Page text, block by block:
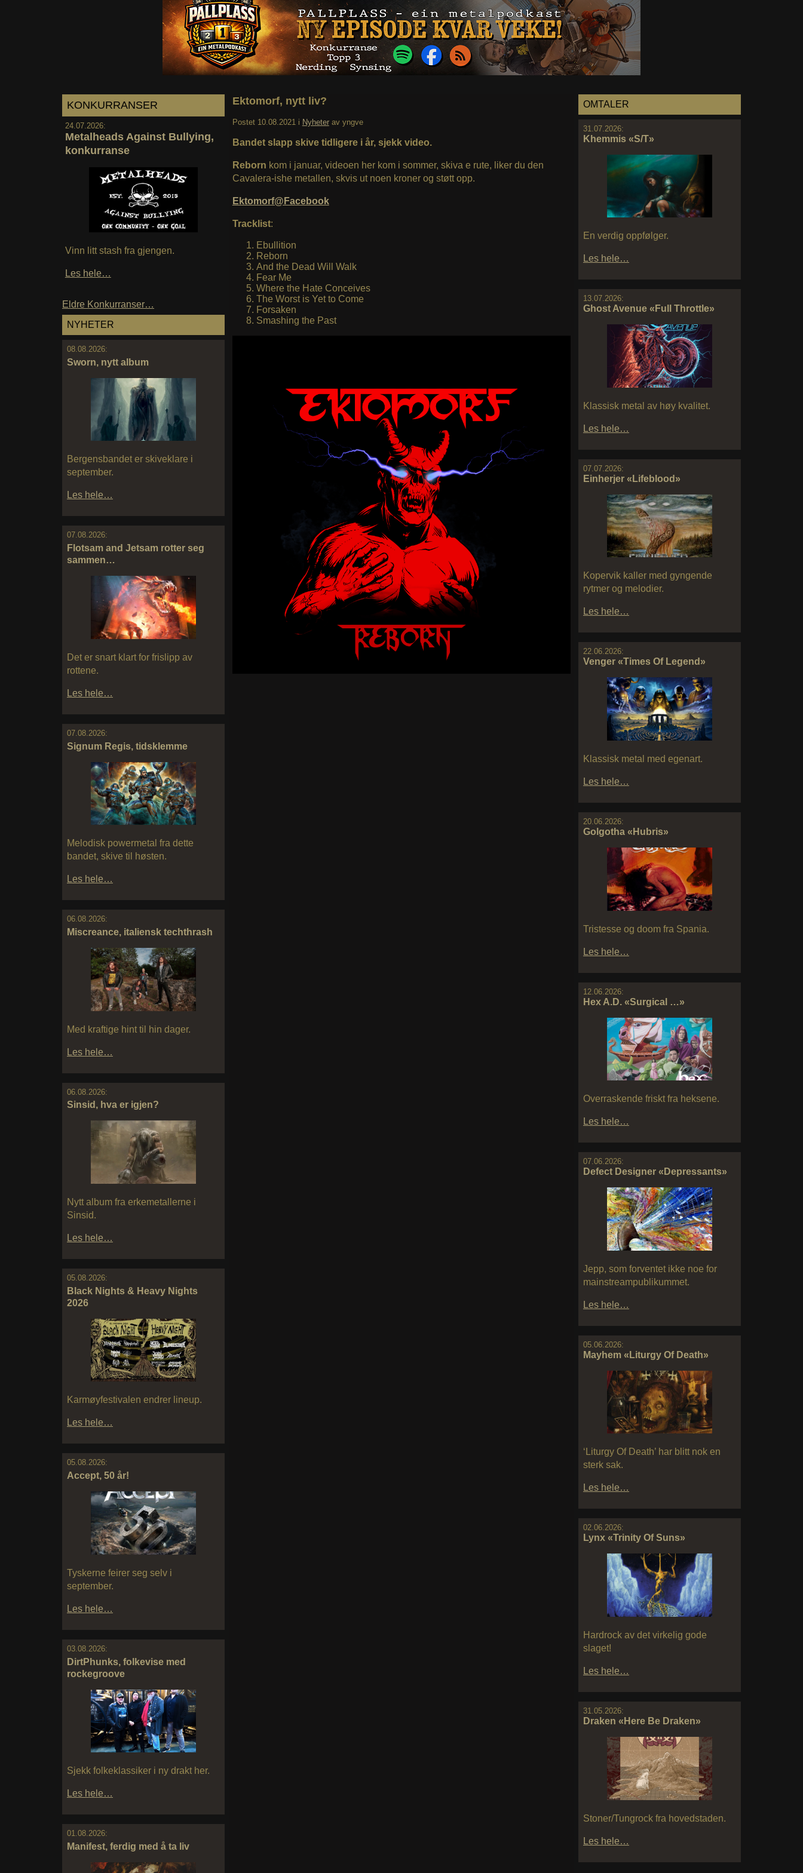
KONKURRANSER
24.07.2026:
Metalheads Against Bullying,
konkurranse
Vinn litt stash fra gjengen.
Les hele…
Eldre Konkurranser…
NYHETER
08.08.2026:
Sworn, nytt album
Bergensbandet er skiveklare i
september.
Les hele…
07.08.2026:
Flotsam and Jetsam rotter seg
sammen…
Det er snart klart for frislipp av
rottene.
Les hele…
07.08.2026:
Signum Regis, tidsklemme
Melodisk powermetal fra dette
bandet, skive til høsten.
Les hele…
06.08.2026:
Miscreance, italiensk techthrash
Med kraftige hint til hin dager.
Les hele…
06.08.2026:
Sinsid, hva er igjen?
Nytt album fra erkemetallerne i
Sinsid.
Les hele…
05.08.2026:
Black Nights & Heavy Nights
2026
Karmøyfestivalen endrer lineup.
Les hele…
05.08.2026:
Accept, 50 år!
Tyskerne feirer seg selv i
september.
Les hele…
03.08.2026:
DirtPhunks, folkevise med
rockegroove
Sjekk folkeklassiker i ny drakt her.
Les hele…
01.08.2026:
Manifest, ferdig med å ta liv
OMTALER
31.07.2026:
Khemmis «S/T»
En verdig oppfølger.
Les hele…
13.07.2026:
Ghost Avenue «Full Throttle»
Klassisk metal av høy kvalitet.
Les hele…
07.07.2026:
Einherjer «Lifeblood»
Kopervik kaller med gyngende
rytmer og melodier.
Les hele…
22.06.2026:
Venger «Times Of Legend»
Klassisk metal med egenart.
Les hele…
20.06.2026:
Golgotha «Hubris»
Tristesse og doom fra Spania.
Les hele…
12.06.2026:
Hex A.D. «Surgical …»
Overraskende friskt fra heksene.
Les hele…
07.06.2026:
Defect Designer «Depressants»
Jepp, som forventet ikke noe for
mainstreampublikummet.
Les hele…
05.06.2026:
Mayhem «Liturgy Of Death»
‘Liturgy Of Death’ har blitt nok en
sterk sak.
Les hele…
02.06.2026:
Lynx «Trinity Of Suns»
Hardrock av det virkelig gode
slaget!
Les hele…
31.05.2026:
Draken «Here Be Draken»
Stoner/Tungrock fra hovedstaden.
Les hele…
Ektomorf, nytt liv?
Postet 10.08.2021 i Nyheter av yngve
Bandet slapp skive tidligere i år, sjekk video.
Reborn kom i januar, videoen her kom i sommer, skiva e rute, liker du den
Cavalera-ishe metallen, skvis ut noen kroner og støtt opp.
Ektomorf@Facebook
Tracklist:
Ebullition
Reborn
And the Dead Will Walk
Fear Me
Where the Hate Conceives
The Worst is Yet to Come
Forsaken
Smashing the Past